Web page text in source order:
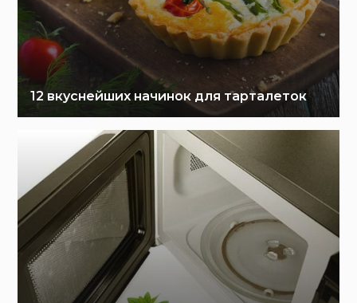
12 вкуснейших начинок для тарталеток